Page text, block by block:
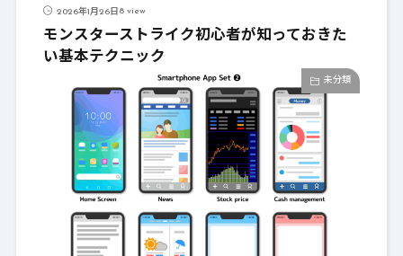
2026年1月26日 8 view
モンスターストライク初心者が知っておきた
い基本テクニック
未分類